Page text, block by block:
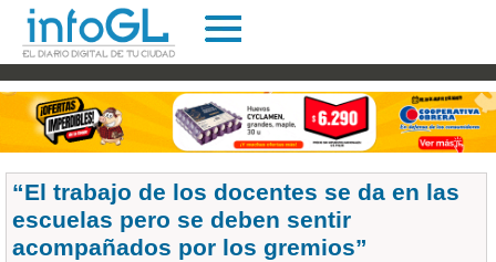
“El trabajo de los docentes se da en las
escuelas pero se deben sentir
acompañados por los gremios”